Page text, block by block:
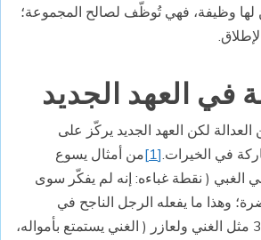
وظيفة، فهي تُوظّف لصالح المجموعة؛
في العهد الجديد
لكن العهد الجديد يركّز على
في الخيرات.[1]
من أمثال يسوع
مثل الغني الغبي ( نقطة غباءه: إنه لم يفكّر سوى
وهذا ما يفعله الرجل الناجح في
مجتمعنا، لو 16/19-31 مثل الغني ولعازر ( الغني يستمتع بأمواله،